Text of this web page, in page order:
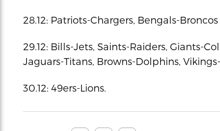
28.12: Patriots-Chargers, Bengals-
29.12: Bills-Jets, Saints-Raiders, Giants-
Jaguars-Titans, Browns-Dolphins,
30.12: 49ers-Lions.